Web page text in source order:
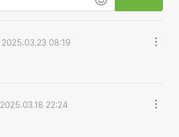
2025.03.23 08:19
2025.03.18 22:24